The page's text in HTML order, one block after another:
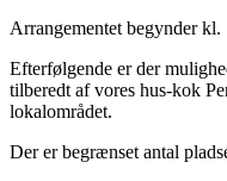
Arrangementet begynder
Efterfølgende er der
tilberedt af vores hus-kok
lokalområdet.
Der er begrænset antal